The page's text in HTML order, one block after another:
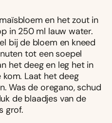
en het zout in
in 250 ml lauw water.
bij de bloem en kneed
tot een soepel
het deeg en leg het in
Laat het deeg
Was de oregano, schud
de blaadjes van de
grof.